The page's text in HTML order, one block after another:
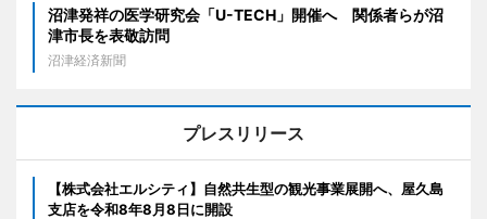
沼津発祥の医学研究会「U-TECH」開催へ 関係者らが沼
津市長を表敬訪問
沼津経済新聞
プレスリリース
【株式会社エルシティ】自然共生型の観光事業展開へ、屋久島
支店を令和8年8月8日に開設